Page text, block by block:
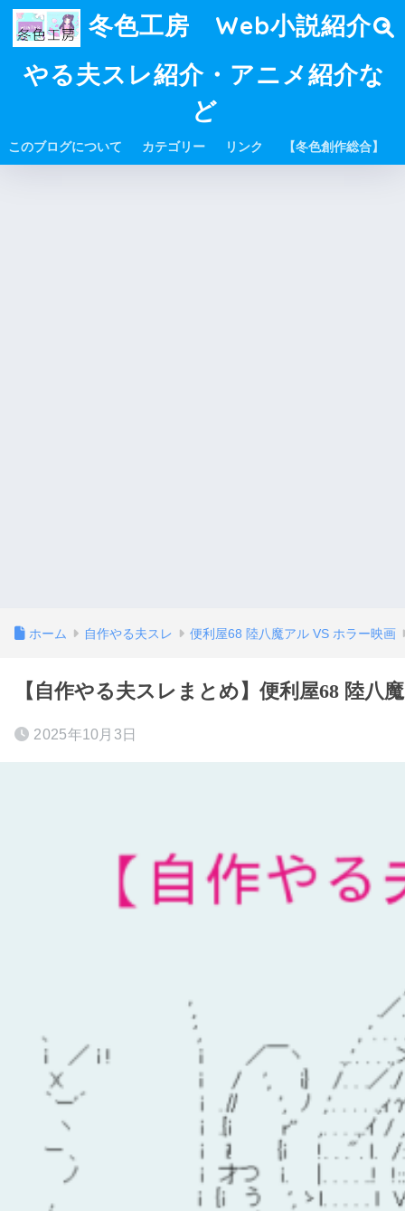
冬色工房 Web小説紹介・
やる夫スレ紹介・アニメ紹介な
ど
このブログについて カテゴリー リンク 【冬色創作総合】
ホーム 自作やる夫スレ 便利屋68 陸八魔アル VS ホラー映画
【自作やる夫スレまとめ】便利屋68 陸八
2025年10月3日